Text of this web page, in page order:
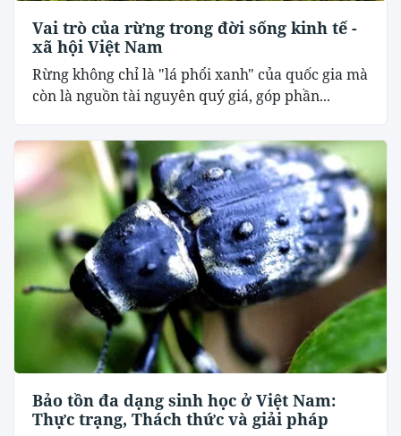
Vai trò của rừng trong đời sống kinh tế -
xã hội Việt Nam
Rừng không chỉ là "lá phổi xanh" của quốc gia mà
còn là nguồn tài nguyên quý giá, góp phần...
Bảo tồn đa dạng sinh học ở Việt Nam:
Thực trạng, Thách thức và giải pháp